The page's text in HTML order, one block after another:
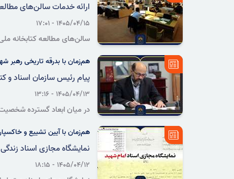
ارائه خدمات سالن‌های
۱۴۰۵/۰۴/۱۵ - ۱۷:۰۱
سالن‌های مطالعه کتابخانه ملی ایران در روز سه‌شنبه ۱۶ تیرماه ۱۴۰۵، طبق
هم‌زمان با بدرقه تاریخی رهبر
پیام رئیس سازمان اسناد و
۱۴۰۵/۰۴/۱۳ - ۱۳:۱۶
در میان ابعاد گسترده
هم‌زمان با آیین تشییع و
نمایشگاه مجازی اسناد
۱۴۰۵/۰۴/۱۲ - ۱۸:۱۵